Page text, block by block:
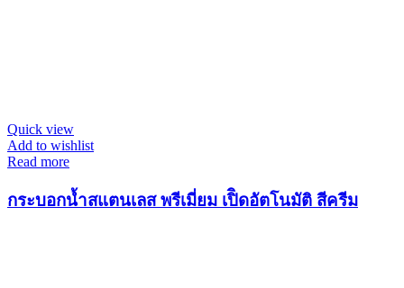
Quick view
Add to wishlist
Read more
กระบอกน้ำสแตนเลส พรีเมี่ยม เปิิดอัตโนมัติ สีครีม